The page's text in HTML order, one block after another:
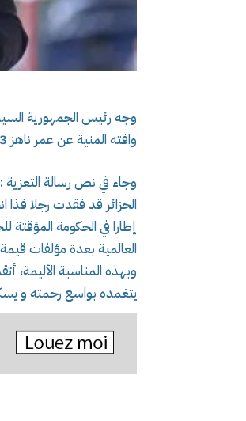
وجه رئيس الجمهورية
وافته المنية عن عمر ناهز 93 سنة.
وجاء في نص رسالة
الجزائر قد فقدت رجلا فذا
إطارا في الحكومة المؤقتة
العالمية بعدة مؤلفات
وبهذه المناسبة الأليمة،
يتغمده بواسع رحمته و